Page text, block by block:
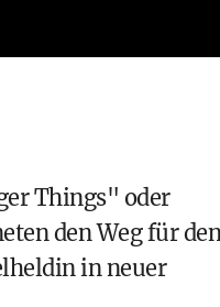
Things" oder
den Weg für den
in neuer